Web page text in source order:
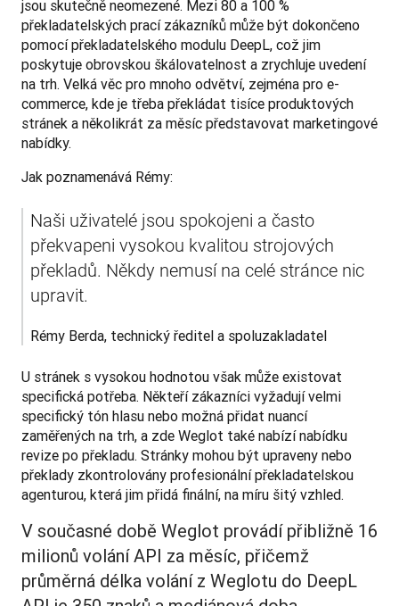
jsou skutečně neomezené. Mezi 80 a 100 %
překladatelských prací zákazníků může být dokončeno
pomocí překladatelského modulu DeepL, což jim
poskytuje obrovskou škálovatelnost a zrychluje uvedení
na trh. Velká věc pro mnoho odvětví, zejména pro e-
commerce, kde je třeba překládat tisíce produktových
stránek a několikrát za měsíc představovat marketingové
nabídky.
Jak poznamenává Rémy:
Naši uživatelé jsou spokojeni a často
překvapeni vysokou kvalitou strojových
překladů. Někdy nemusí na celé stránce nic
upravit.
Rémy Berda, technický ředitel a spoluzakladatel
U stránek s vysokou hodnotou však může existovat
specifická potřeba. Někteří zákazníci vyžadují velmi
specifický tón hlasu nebo možná přidat nuancí
zaměřených na trh, a zde Weglot také nabízí nabídku
revize po překladu. Stránky mohou být upraveny nebo
překlady zkontrolovány profesionální překladatelskou
agenturou, která jim přidá finální, na míru šitý vzhled.
V současné době Weglot provádí přibližně 16
milionů volání API za měsíc, přičemž
průměrná délka volání z Weglotu do DeepL